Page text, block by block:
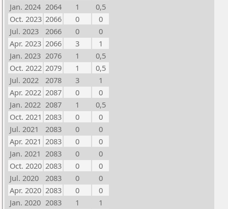
Jan. 2024 2064 1
0,5
Oct. 2023 2066 0
0
Jul. 2023
2066 0
0
Apr. 2023 2066 3
1
Jan. 2023 2076 1
0,5
Oct. 2022 2079 1
0,5
Jul. 2022
2078 3
1
Apr. 2022 2087 0
0
Jan. 2022 2087 1
0,5
Oct. 2021 2083 0
0
Jul. 2021
2083 0
0
Apr. 2021 2083 0
0
Jan. 2021 2083 0
0
Oct. 2020 2083 0
0
Jul. 2020
2083 0
0
Apr. 2020 2083 0
0
Jan. 2020 2083 1
1